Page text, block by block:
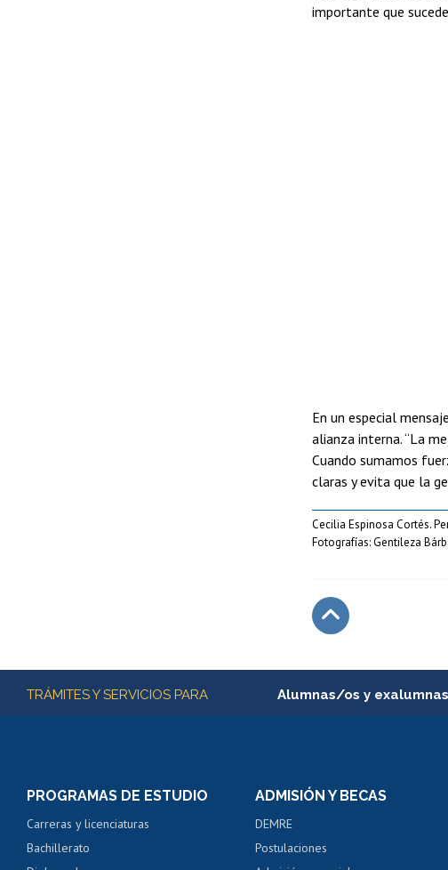
importante que
En un especial
alianza interna. “La
Cuando sumamos
claras y evita que la
Cecilia Espinosa Cortés.
Fotografías: Gentileza
Más información
TRÁMITES Y SERVICIOS PARA Alumnas/os y
Consulta y certificado de notas
Servicio médico y dental
Pago de arancel y crédito
PROGRAMAS DE ESTUDIO
Carreras y licenciaturas
Bachillerato
ADMISIÓN Y BECAS
DEMRE
Postulaciones